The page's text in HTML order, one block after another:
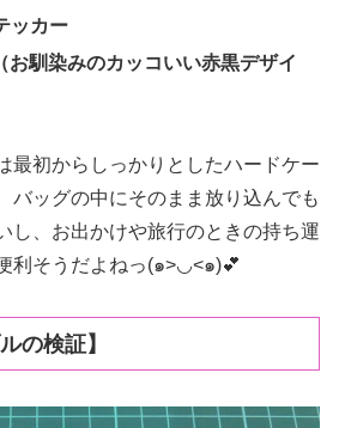
ッカー
お馴染みのカッコいい赤黒デザイ
最初からしっかりとしたハードケー
バッグの中にそのまま放り込んでも
し、お出かけや旅行のときの持ち運
利そうだよねっ(๑>◡<๑)💕
の検証】